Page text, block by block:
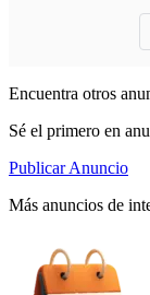
Encuentra otros
Sé el primero en
Publicar Anuncio
Más anuncios de